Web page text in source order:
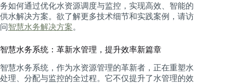
务如何通过优化水资源调度与监控，实现高效、智能的
供水解决方案。欲了解更多技术细节和实践案例，请访
问智慧水务解决方案。
智慧水务系统：革新水管理，提升效率新篇章
智慧水务系统，作为水资源管理的革新者，正在重塑水
处理、分配与监控的全过程。它不仅提升了水管理的效